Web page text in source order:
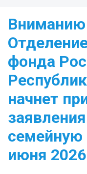
Вниманию
фонда
начнет
семейную
июня